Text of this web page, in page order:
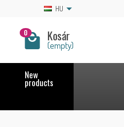
HU
0 Kosár
(empty)
New
products